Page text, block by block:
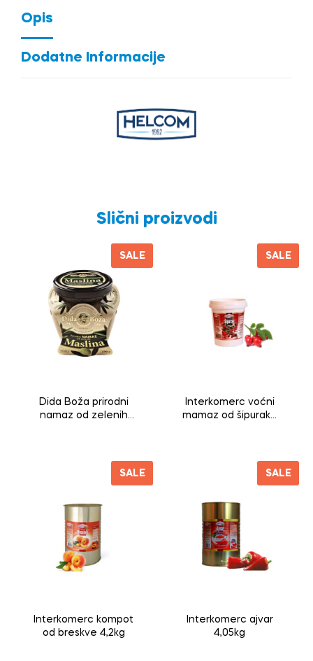
Opis
Dodatne Informacije
Slični proizvodi
SALE
Dida Boža prirodni
namaz od zelenih
SALE
Interkomerc voćni
mamaz od šipuraka
SALE
Interkomerc kompot
od breskve 4,2kg
SALE
Interkomerc ajvar
4,05kg